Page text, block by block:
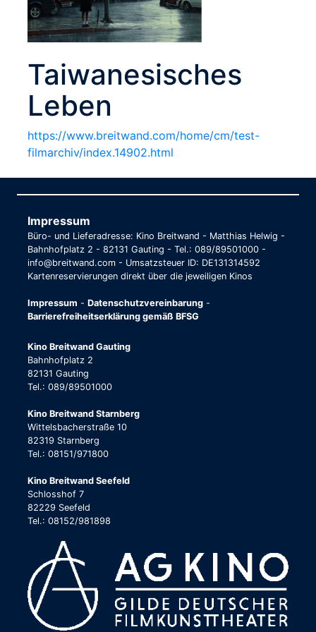
Taiwanesisches
Leben
https://www.breitwand.com/home/cm/test-
filmarchiv/index.14902.html
Impressum
Büro- und Lieferadresse: Kino Breitwand - Matthias Helwig -
Bahnhofplatz 2 - 82131 Gauting - Tel.: 089/89501000 -
info@breitwand.com - Umsatzsteuer ID: DE131314592
Kartenreservierungen direkt über die jeweiligen Kinos
Impressum - Datenschutzvereinbarung -
Barrierefreiheitserklärung gemäß BFSG
Kino Breitwand Gauting
Bahnhofplatz 2
82131 Gauting
Tel.: 089/89501000
Kino Breitwand Starnberg
Wittelsbacherstraße 10
82319 Starnberg
Tel.: 08151/971800
Kino Breitwand Seefeld
Schlosshof 7
82229 Seefeld
Tel.: 08152/981898